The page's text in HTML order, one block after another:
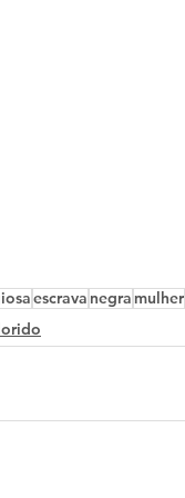
escrava negra mulher